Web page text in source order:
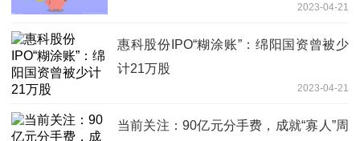
2023-04-21
惠科股份IPO“糊涂账”：绵阳国资曾被少
计21万股
2023-04-21
当前关注：90亿元分手费，成就“寡人”周